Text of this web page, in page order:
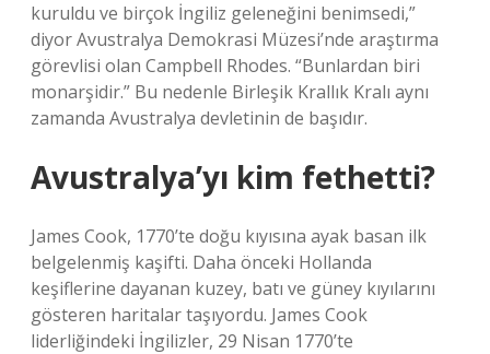
kuruldu ve birçok İngiliz geleneğini benimsedi,”
diyor Avustralya Demokrasi Müzesi’nde araştırma
görevlisi olan Campbell Rhodes. “Bunlardan biri
monarşidir.” Bu nedenle Birleşik Krallık Kralı aynı
zamanda Avustralya devletinin de başıdır.
Avustralya’yı kim fethetti?
James Cook, 1770’te doğu kıyısına ayak basan ilk
belgelenmiş kaşifti. Daha önceki Hollanda
keşiflerine dayanan kuzey, batı ve güney kıyılarını
gösteren haritalar taşıyordu. James Cook
liderliğindeki İngilizler, 29 Nisan 1770’te